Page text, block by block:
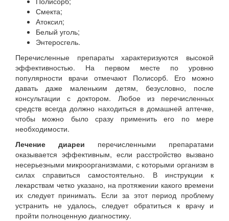
Смекта;
Атоксил;
Белый уголь;
Энтеросгель.
Перечисленные препараты характеризуются высокой
эффективностью. На первом месте по уровню
популярности врачи отмечают Полисорб. Его можно
давать даже маленьким детям, безусловно, после
консультации с доктором. Любое из перечисленных
средств всегда должно находиться в домашней аптечке,
чтобы можно было сразу применить его по мере
необходимости.
Лечение диареи перечисленными препаратами
оказывается эффективным, если расстройство вызвано
несерьезными микроорганизмами, с которыми организм в
силах справиться самостоятельно. В инструкции к
лекарствам четко указано, на протяжении какого времени
их следует принимать. Если за этот период проблему
устранить не удалось, следует обратиться к врачу и
пройти полноценную диагностику.